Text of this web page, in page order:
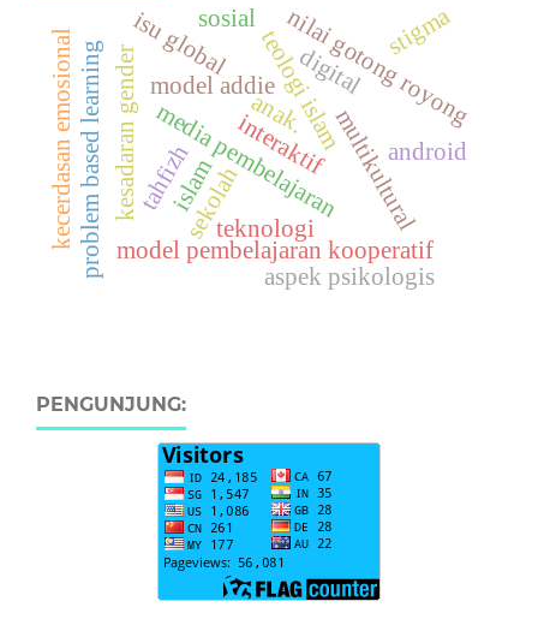
teologi islam
media pembelajaran
sekolah multikultural
model pembelajaran kooperatif
model addie
android
interaktif
nilai gotong royong
islam
problem based learning
kecerdasan emosional isu global
aspek psikologis
tahfizh
stigma
kesadaran gender
teknologi
digital
sosial
anak.
PENGUNJUNG: